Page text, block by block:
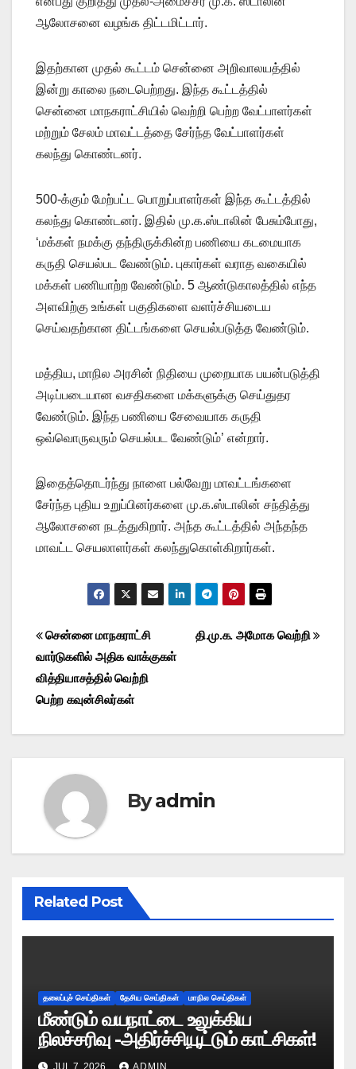
ஆலோசனை வழங்க திட்டமிட்டார்.
இதற்கான முதல் கூட்டம் சென்னை அறிவாலயத்தில்
இன்று காலை நடைபெற்றது. இந்த கூட்டத்தில்
சென்னை மாநகராட்சியில் வெற்றி பெற்ற வேட்பாளர்கள்
மற்றும் சேலம் மாவட்டத்தை சேர்ந்த வேட்பாளர்கள்
கலந்து கொண்டனர்.
500-க்கும் மேற்பட்ட பொறுப்பாளர்கள் இந்த கூட்டத்தில்
கலந்து கொண்டனர். இதில் மு.க.ஸ்டாலின் பேசும்போது,
‘மக்கள் நமக்கு தந்திருக்கின்ற பணியை கடமையாக
கருதி செயல்பட வேண்டும். புகார்கள் வராத வகையில்
மக்கள் பணியாற்ற வேண்டும். 5 ஆண்டுகாலத்தில் எந்த
அளவிற்கு உங்கள் பகுதிகளை வளர்ச்சியடைய
செய்வதற்கான திட்டங்களை செயல்படுத்த வேண்டும்.
மத்திய, மாநில அரசின் நிதியை முறையாக பயன்படுத்தி
அடிப்படையான வசதிகளை மக்களுக்கு செய்துதர
வேண்டும். இந்த பணியை சேவையாக கருதி
ஒவ்வொருவரும் செயல்பட வேண்டும்’ என்றார்.
இதைத்தொடர்ந்து நாளை பல்வேறு மாவட்டங்களை
சேர்ந்த புதிய உறுப்பினர்களை மு.க.ஸ்டாலின் சந்தித்து
ஆலோசனை நடத்துகிறார். அந்த கூட்டத்தில் அந்தந்த
மாவட்ட செயலாளர்கள் கலந்துகொள்கிறார்கள்.
Post
navigation
தி.மு.க. அமோக வெற்றி
சென்னை மாநகராட்சி
வார்டுகளில் அதிக வாக்குகள்
வித்தியாசத்தில் வெற்றி
பெற்ற கவுன்சிலர்கள்
Byadmin
Related Post
தலைப்புச் செய்திகள் தேசிய செய்திகள் மாநில செய்திகள்
மீண்டும் வயநாட்டை உலுக்கிய
நிலச்சரிவு -அதிர்ச்சியூட்டும் காட்சிகள்!